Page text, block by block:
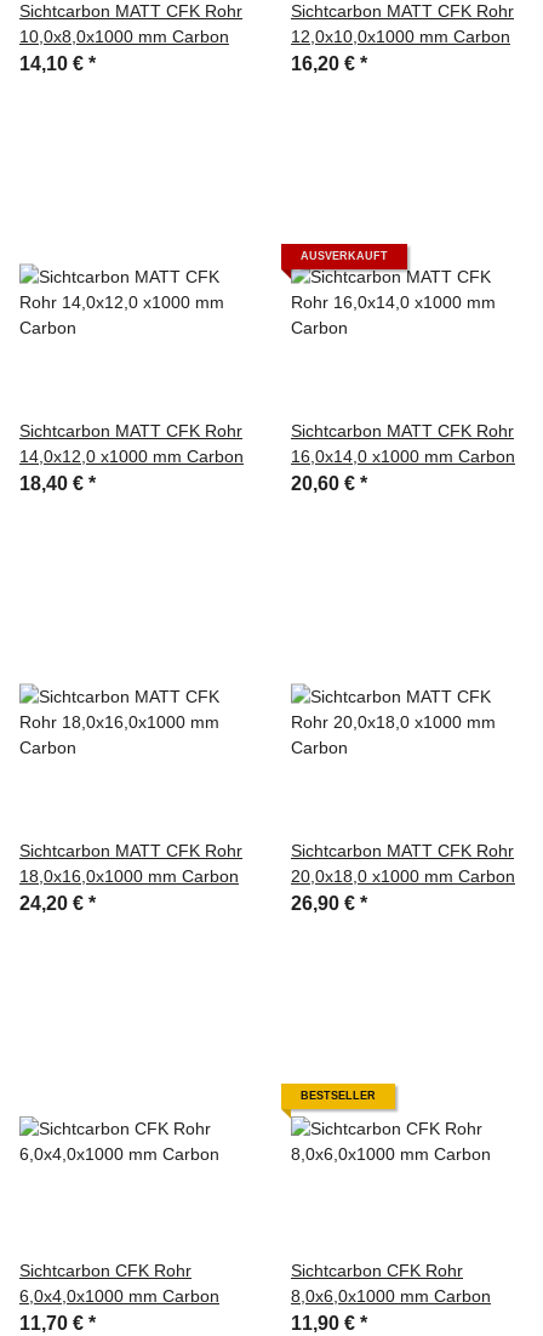
Sichtcarbon MATT CFK Rohr
10,0x8,0x1000 mm Carbon
14,10 € *
Sichtcarbon MATT CFK Rohr
12,0x10,0x1000 mm Carbon
16,20 € *
Sichtcarbon MATT CFK Rohr
14,0x12,0 x1000 mm Carbon
18,40 € *
AUSVERKAUFT
Sichtcarbon MATT CFK Rohr
16,0x14,0 x1000 mm Carbon
20,60 € *
Sichtcarbon MATT CFK Rohr
18,0x16,0x1000 mm Carbon
24,20 € *
Sichtcarbon MATT CFK Rohr
20,0x18,0 x1000 mm Carbon
26,90 € *
Sichtcarbon CFK Rohr
6,0x4,0x1000 mm Carbon
11,70 € *
BESTSELLER
Sichtcarbon CFK Rohr
8,0x6,0x1000 mm Carbon
11,90 € *